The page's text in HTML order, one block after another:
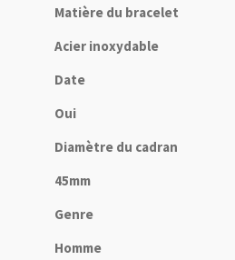
Matière du bracelet
Acier inoxydable
Date
Oui
Diamètre du cadran
45mm
Genre
Homme